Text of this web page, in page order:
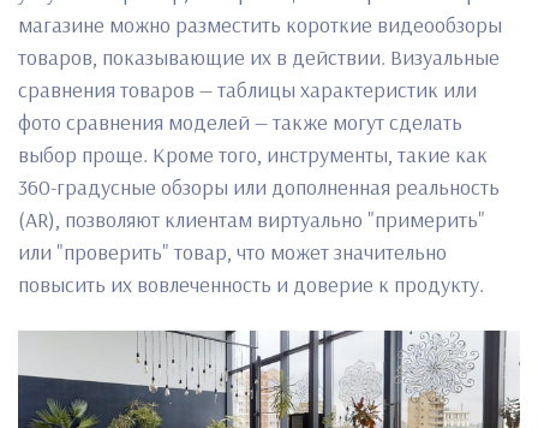
магазине можно разместить короткие видеообзоры
товаров, показывающие их в действии. Визуальные
сравнения товаров — таблицы характеристик или
фото сравнения моделей — также могут сделать
выбор проще. Кроме того, инструменты, такие как
360-градусные обзоры или дополненная реальность
(AR), позволяют клиентам виртуально "примерить"
или "проверить" товар, что может значительно
повысить их вовлеченность и доверие к продукту.